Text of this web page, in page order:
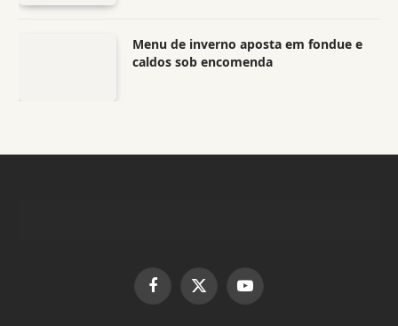
Menu de inverno aposta em fondue e
caldos sob encomenda
FacebookX
YouTube